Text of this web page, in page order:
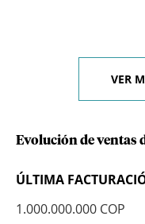
VER
Evolución de ventas
ÚLTIMA
1.000.000.000 COP